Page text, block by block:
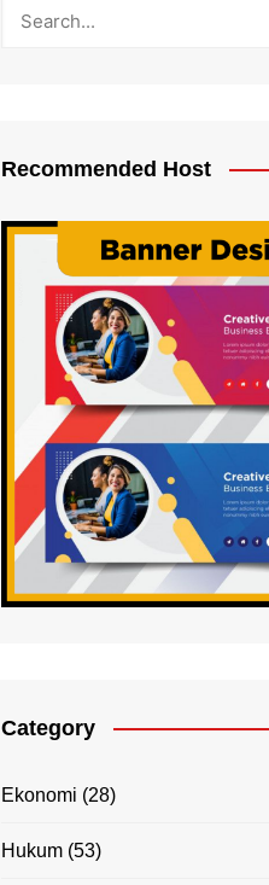
Recommended Host
Category
Ekonomi (28)
Hukum (53)